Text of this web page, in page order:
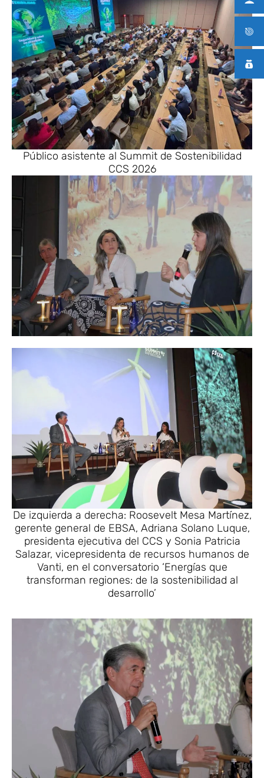
Público asistente al Summit de Sostenibilidad
CCS 2026
De izquierda a derecha: Roosevelt Mesa Martínez,
gerente general de EBSA, Adriana Solano Luque,
presidenta ejecutiva del CCS y Sonia Patricia
Salazar, vicepresidenta de recursos humanos de
Vanti, en el conversatorio ‘Energías que
transforman regiones: de la sostenibilidad al
desarrollo’